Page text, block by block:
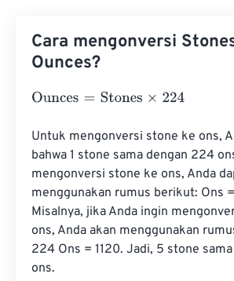
Cara mengonversi
Ounces?
Ounces= Stones×224
Untuk mengonversi stone ke ons,
bahwa 1 stone sama dengan 224
mengonversi stone ke ons, Anda
menggunakan rumus berikut: Ons
Misalnya, jika Anda ingin
ons, Anda akan menggunakan
224 Ons = 1120. Jadi, 5 stone sama
ons.